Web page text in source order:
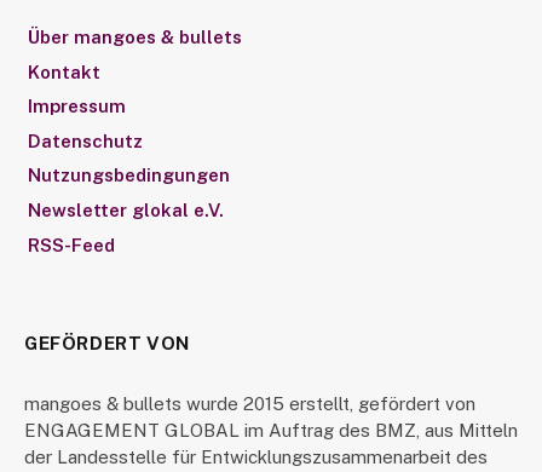
Über mangoes & bullets
Kontakt
Impressum
Datenschutz
Nutzungsbedingungen
Newsletter glokal e.V.
RSS-Feed
GEFÖRDERT VON
mangoes & bullets wurde 2015 erstellt, gefördert von
ENGAGEMENT GLOBAL im Auftrag des BMZ, aus Mitteln
der Landesstelle für Entwicklungszusammenarbeit des